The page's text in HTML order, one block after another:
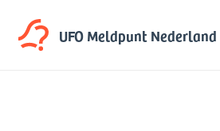
UFO MeldpuntNederland